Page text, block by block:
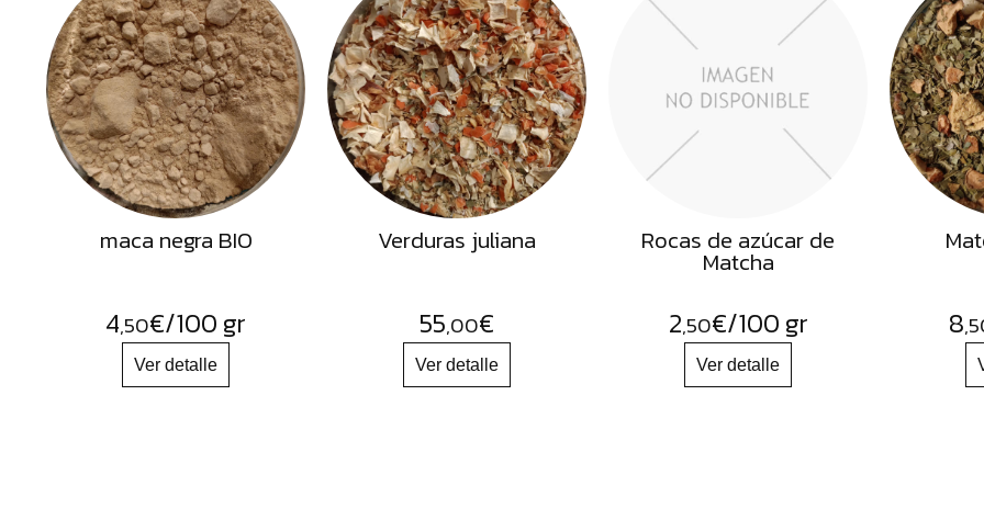
Aceites
Flores
Productos
Accesorios
Alimentos
deshidratados
maca negra BIO
4,50€/100 gr
Verduras juliana
55,00€
Rocas de azúcar de
Matcha
2,50€/100 gr 8